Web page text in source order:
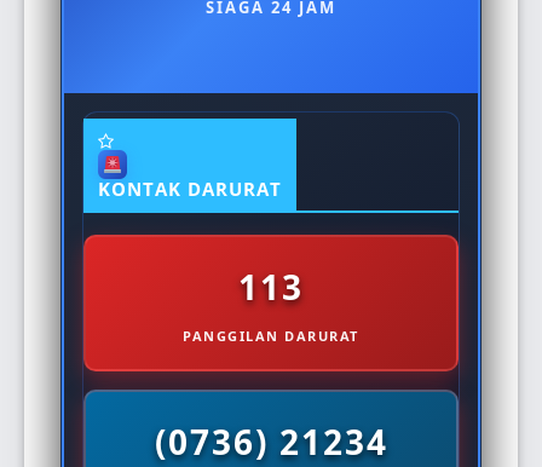
SIAGA 24 JAM
KONTAK DARURAT
113
PANGGILAN DARURAT
(0736) 21234